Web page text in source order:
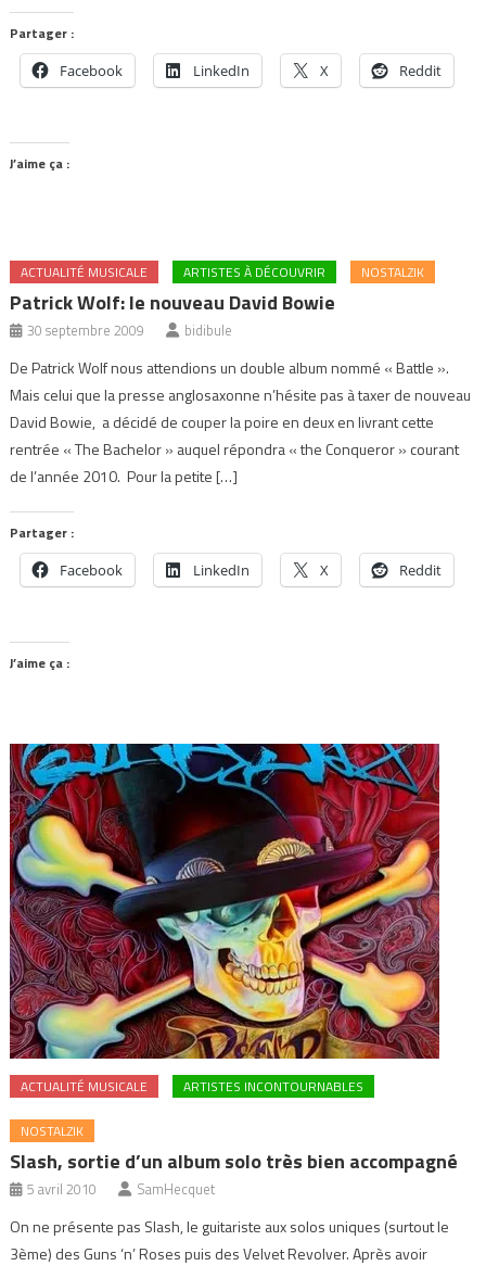
Partager :
Facebook LinkedIn X Reddit
J’aime ça :
ACTUALITÉ MUSICALE ARTISTES À DÉCOUVRIR NOSTALZIK
Patrick Wolf: le nouveau David Bowie
30 septembre 2009 bidibule
De Patrick Wolf nous attendions un double album nommé « Battle ».
Mais celui que la presse anglosaxonne n’hésite pas à taxer de nouveau
David Bowie, a décidé de couper la poire en deux en livrant cette
rentrée « The Bachelor » auquel répondra « the Conqueror » courant
de l’année 2010. Pour la petite […]
Partager :
Facebook LinkedIn X Reddit
J’aime ça :
ACTUALITÉ MUSICALE ARTISTES INCONTOURNABLES
NOSTALZIK
Slash, sortie d’un album solo très bien accompagné
5 avril 2010 SamHecquet
On ne présente pas Slash, le guitariste aux solos uniques (surtout le
3ème) des Guns ‘n’ Roses puis des Velvet Revolver. Après avoir